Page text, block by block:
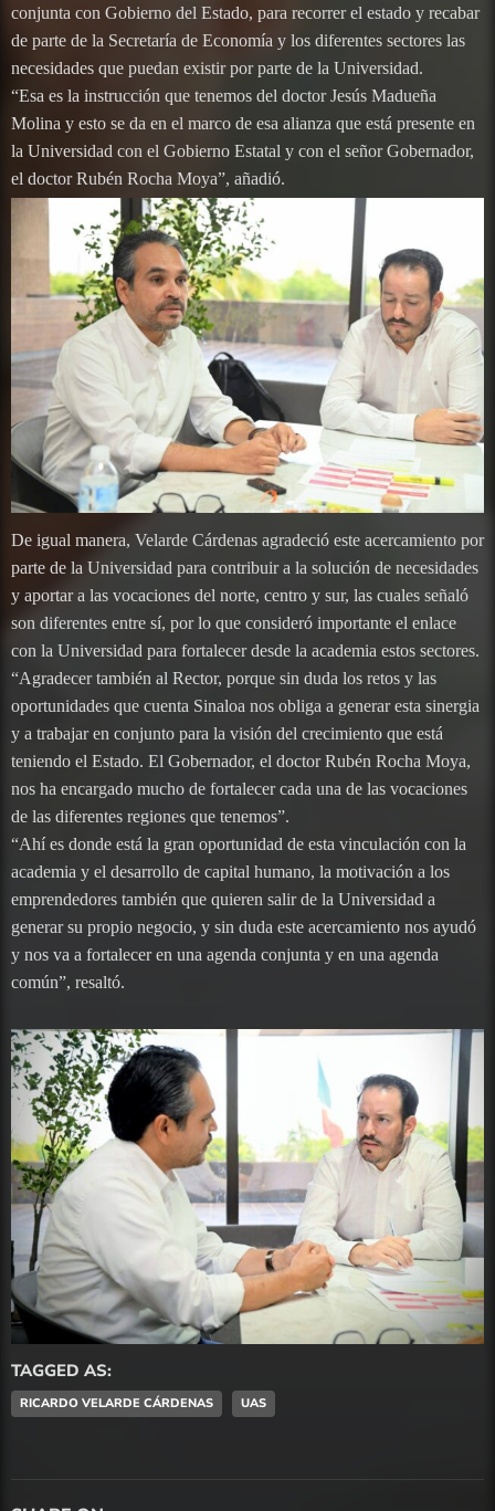
conjunta con Gobierno del Estado, para recorrer el estado y recabar
de parte de la Secretaría de Economía y los diferentes sectores las
necesidades que puedan existir por parte de la Universidad.
“Esa es la instrucción que tenemos del doctor Jesús Madueña
Molina y esto se da en el marco de esa alianza que está presente en
la Universidad con el Gobierno Estatal y con el señor Gobernador,
el doctor Rubén Rocha Moya”, añadió.
De igual manera, Velarde Cárdenas agradeció este acercamiento por
parte de la Universidad para contribuir a la solución de necesidades
y aportar a las vocaciones del norte, centro y sur, las cuales señaló
son diferentes entre sí, por lo que consideró importante el enlace
con la Universidad para fortalecer desde la academia estos sectores.
“Agradecer también al Rector, porque sin duda los retos y las
oportunidades que cuenta Sinaloa nos obliga a generar esta sinergia
y a trabajar en conjunto para la visión del crecimiento que está
teniendo el Estado. El Gobernador, el doctor Rubén Rocha Moya,
nos ha encargado mucho de fortalecer cada una de las vocaciones
de las diferentes regiones que tenemos”.
“Ahí es donde está la gran oportunidad de esta vinculación con la
academia y el desarrollo de capital humano, la motivación a los
emprendedores también que quieren salir de la Universidad a
generar su propio negocio, y sin duda este acercamiento nos ayudó
y nos va a fortalecer en una agenda conjunta y en una agenda
común”, resaltó.
TAGGED AS:
RICARDO VELARDE CÁRDENAS UAS